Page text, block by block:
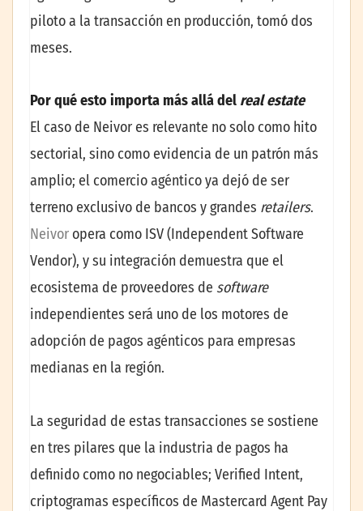
piloto a la transacción en producción, tomó dos
meses.
Por qué esto importa más allá del real estate
El caso de Neivor es relevante no solo como hito
sectorial, sino como evidencia de un patrón más
amplio; el comercio agéntico ya dejó de ser
terreno exclusivo de bancos y grandes retailers.
Neivor opera como ISV (Independent Software
Vendor), y su integración demuestra que el
ecosistema de proveedores de software
independientes será uno de los motores de
adopción de pagos agénticos para empresas
medianas en la región.
La seguridad de estas transacciones se sostiene
en tres pilares que la industria de pagos ha
definido como no negociables; Verified Intent,
criptogramas específicos de Mastercard Agent Pay